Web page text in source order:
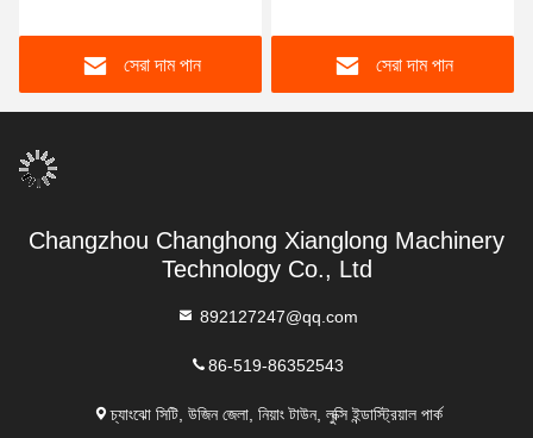
সেরা দাম পান সেরা দাম পান
Changzhou Changhong Xianglong Machinery
Technology Co., Ltd
892127247@qq.com
86-519-86352543
চ্যাংঝো সিটি, উজিন জেলা, নিয়াং টাউন, লুক্সি ইন্ডাস্ট্রিয়াল পার্ক